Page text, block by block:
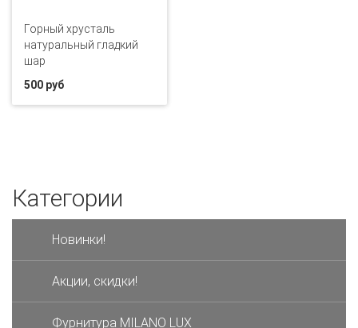
Горный хрусталь
натуральный гладкий
шар
500 руб
Категории
Новинки!
Акции, скидки!
Фурнитура MILANO LUX